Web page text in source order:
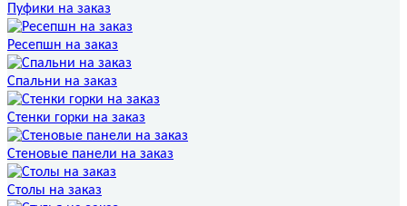
Пуфики на заказ
Ресепшн на заказ
Спальни на заказ
Стенки горки на заказ
Стеновые панели на заказ
Столы на заказ